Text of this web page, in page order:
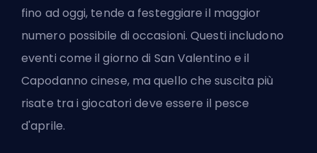
fino ad oggi, tende a festeggiare il maggior
numero possibile di occasioni. Questi includono
eventi come il giorno di San Valentino e il
Capodanno cinese, ma quello che suscita più
risate tra i giocatori deve essere il pesce
d'aprile.